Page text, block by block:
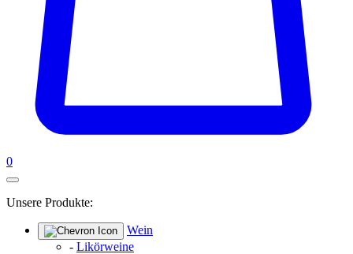
0
Unsere Produkte:
Wein
- Likörweine